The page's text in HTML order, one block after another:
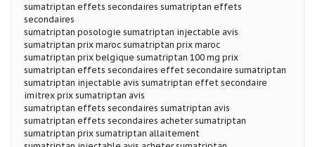
sumatriptan effets secondaires sumatriptan effets
secondaires
sumatriptan posologie sumatriptan injectable avis
sumatriptan prix maroc sumatriptan prix maroc
sumatriptan prix belgique sumatriptan 100 mg prix
sumatriptan effets secondaires effet secondaire sumatriptan
sumatriptan injectable avis sumatriptan effet secondaire
imitrex prix sumatriptan avis
sumatriptan effets secondaires sumatriptan avis
sumatriptan effets secondaires acheter sumatriptan
sumatriptan prix sumatriptan allaitement